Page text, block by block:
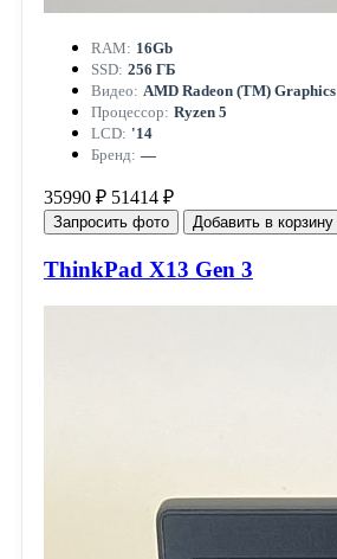
RAM: 16Gb
SSD: 256 ГБ
Видео: AMD Radeon (TM) Graphics
Процессор: Ryzen 5
LCD: '14
Бренд: —
35990 ₽ 51414 ₽
Запросить фото Добавить в корзину
ThinkPad X13 Gen 3